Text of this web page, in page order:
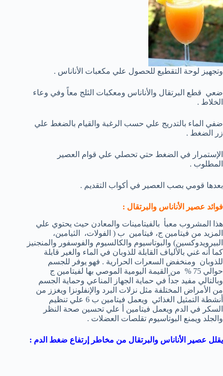
وتجهيز لوحة التقطيع للحصول علي مكعبات الأناناس .
ضعي قطع البرتقال والأناناس ومعكبات الثلج معاً وفي وعاء
الخلاط .
ضفي الماء بالتدريج علي حسب الرغبة والقيام بالضغط علي
زر الضغط .
الإستمرار في الضغط حتي تحصلي علي قوام العصير
المطلوب .
بعدها قومي بصب العصير في أكواب التقديم .
فوائد عصير الأناناس والبرتقال :
هذا المشروب معبأ بالفيتامينات والمعادن حيث يحتوي علي
المزيد من فيتامين ج، فيتامين ب ( الفولات، الثيامين،
البيرويدوكسين) والبوتاسيوم والكالسيوم والفوسفور والمنجنيز
كما أنه غني بالألياف القابلة للذوبان في الماء والغير قابلة
للذوبان ومنخفض السعرات الحرارية . فهو يوفر للجسم
حوالي 75 % من القيمة اليومية الموصي بها لفيتامين ج
وبالتالي مفيد جداً في حماية الجهاز المناعي وحماية الجسم
من الأمراض المختلفة مثل نزلات البرد والإنفلونزا ويغزز من
أنشطة التمثيل الغذائي ويعمل فيتامين ب 6 علي تنظيم
السكر في الدم ويعمل فيتامين أ علي تحسين صحة النظر
والجلد ويمنع البوتاسيوم تقلصات العضلات .
يقلل عصير الأناناس والبرتقال من مخاطر إرتفاع ضغط الدم :